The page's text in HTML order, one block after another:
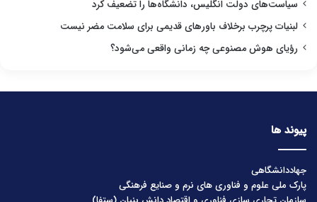
سیاست‌های دولت انگلیس، دانشگاه‌ها را تضعیف کرد
لبنیات پرچرب برخلاف باورهای قدیمی برای سلامت مضر نیست
رؤیای هوش مصنوعی چه زمانی واقعی می‌شود؟
پیوند ها
جهاددانشگاهی
پارک ملی علوم و فناوری های نرم و صنایع فرهنگی